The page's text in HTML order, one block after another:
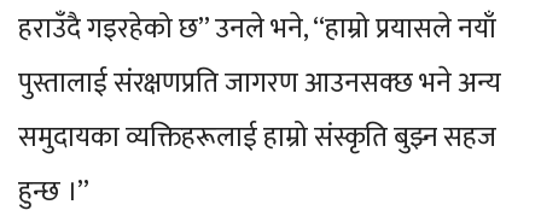
हराउँदै गइरहेको छ” उनले भने, “हाम्रो प्रयासले नयाँ
पुस्तालाई संरक्षणप्रति जागरण आउनसक्छ भने अन्य
समुदायका व्यक्तिहरूलाई हाम्रो संस्कृति बुझ्न सहज
हुन्छ ।”